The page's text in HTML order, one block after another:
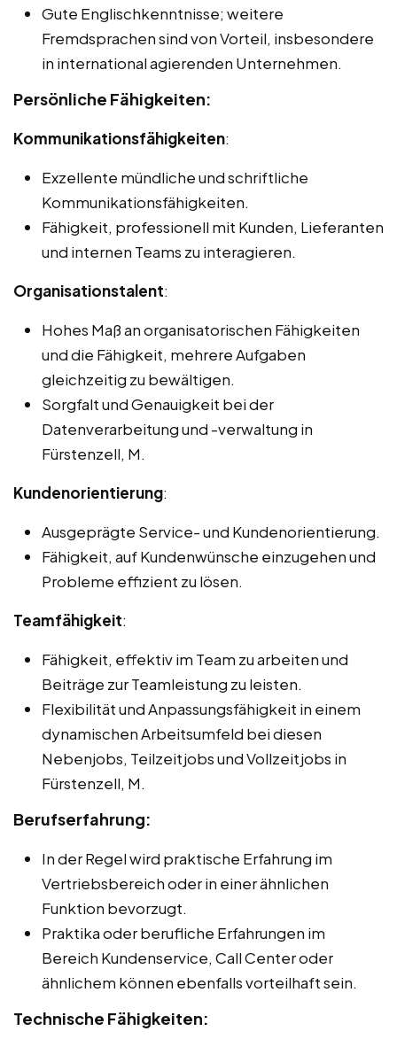
Gute Englischkenntnisse; weitere
Fremdsprachen sind von Vorteil, insbesondere
in international agierenden Unternehmen.
Persönliche Fähigkeiten:
Kommunikationsfähigkeiten:
Exzellente mündliche und schriftliche
Kommunikationsfähigkeiten.
Fähigkeit, professionell mit Kunden, Lieferanten
und internen Teams zu interagieren.
Organisationstalent:
Hohes Maß an organisatorischen Fähigkeiten
und die Fähigkeit, mehrere Aufgaben
gleichzeitig zu bewältigen.
Sorgfalt und Genauigkeit bei der
Datenverarbeitung und -verwaltung in
Fürstenzell, M.
Kundenorientierung:
Ausgeprägte Service- und Kundenorientierung.
Fähigkeit, auf Kundenwünsche einzugehen und
Probleme effizient zu lösen.
Teamfähigkeit:
Fähigkeit, effektiv im Team zu arbeiten und
Beiträge zur Teamleistung zu leisten.
Flexibilität und Anpassungsfähigkeit in einem
dynamischen Arbeitsumfeld bei diesen
Nebenjobs, Teilzeitjobs und Vollzeitjobs in
Fürstenzell, M.
Berufserfahrung:
In der Regel wird praktische Erfahrung im
Vertriebsbereich oder in einer ähnlichen
Funktion bevorzugt.
Praktika oder berufliche Erfahrungen im
Bereich Kundenservice, Call Center oder
ähnlichem können ebenfalls vorteilhaft sein.
Technische Fähigkeiten: